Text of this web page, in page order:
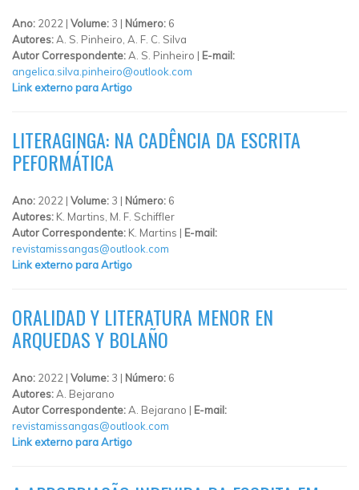
Ano: 2022 | Volume: 3 | Número: 6
Autores:A. S. Pinheiro, A. F. C. Silva
Autor Correspondente:A. S. Pinheiro | E-mail:
angelica.silva.pinheiro@outlook.com
Link externo para Artigo
LITERAGINGA: NA CADÊNCIA DA ESCRITA
PEFORMÁTICA
Ano: 2022 | Volume: 3 | Número: 6
Autores: K. Martins, M. F. Schiffler
Autor Correspondente: K. Martins | E-mail:
revistamissangas@outlook.com
Link externo para Artigo
ORALIDAD Y LITERATURA MENOR EN
ARQUEDAS Y BOLAÑO
Ano: 2022 | Volume: 3 | Número: 6
Autores:A. Bejarano
Autor Correspondente:A. Bejarano | E-mail:
revistamissangas@outlook.com
Link externo para Artigo